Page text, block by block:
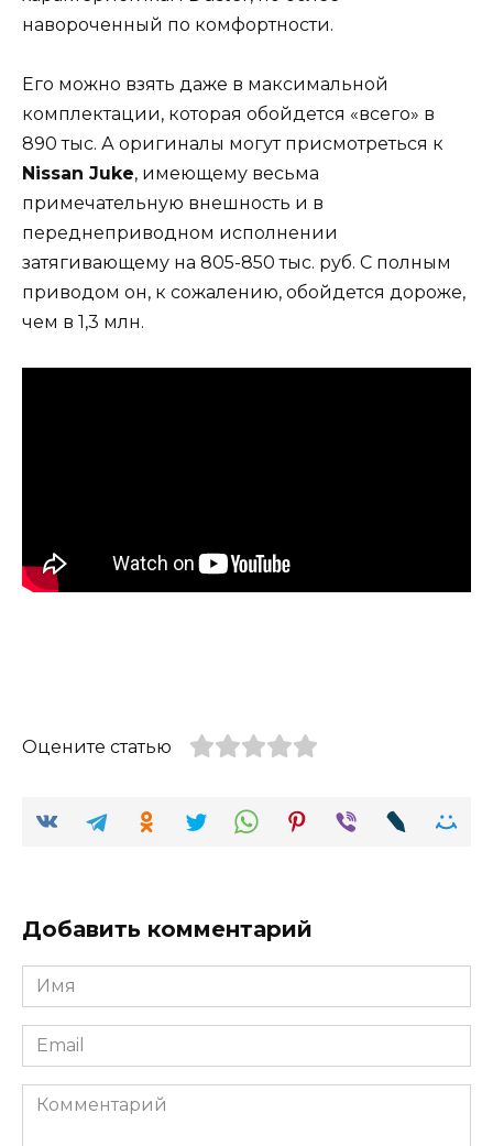
навороченный по комфортности.
Его можно взять даже в максимальной
комплектации, которая обойдется «всего» в
890 тыс. А оригиналы могут присмотреться к
Nissan Juke, имеющему весьма
примечательную внешность и в
переднеприводном исполнении
затягивающему на 805-850 тыс. руб. С полным
приводом он, к сожалению, обойдется дороже,
чем в 1,3 млн.
Оцените статью
Добавить комментарий
Имя
Email
Комментарий